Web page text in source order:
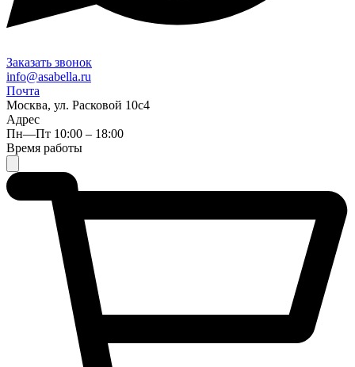
Заказать звонок
info@asabella.ru
Почта
Москва, ул. Расковой 10с4
Адрес
Пн—Пт 10:00 – 18:00
Время работы